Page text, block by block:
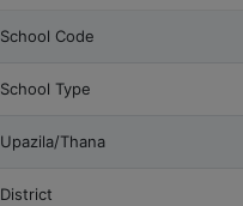
School Code
School Type
Upazila/Thana
District